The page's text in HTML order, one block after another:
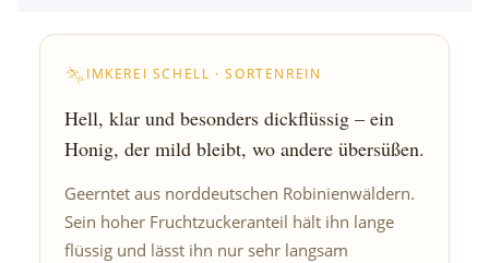
IMKEREI SCHELL · SORTENREIN
Hell, klar und besonders dickflüssig – ein
Honig, der mild bleibt, wo andere übersüßen.
Geerntet aus norddeutschen Robinienwäldern.
Sein hoher Fruchtzuckeranteil hält ihn lange
flüssig und lässt ihn nur sehr langsam